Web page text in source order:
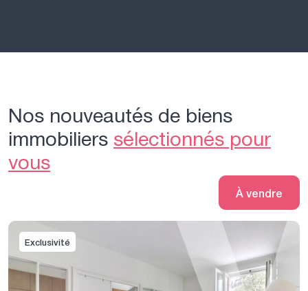
Nos nouveautés de biens
immobilierssélectionnés pour
vous
À vendre
Exclusivité